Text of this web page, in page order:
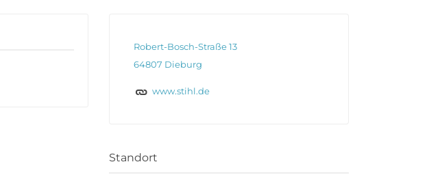
Robert-Bosch-Straße 13
64807 Dieburg
www.stihl.de
Standort